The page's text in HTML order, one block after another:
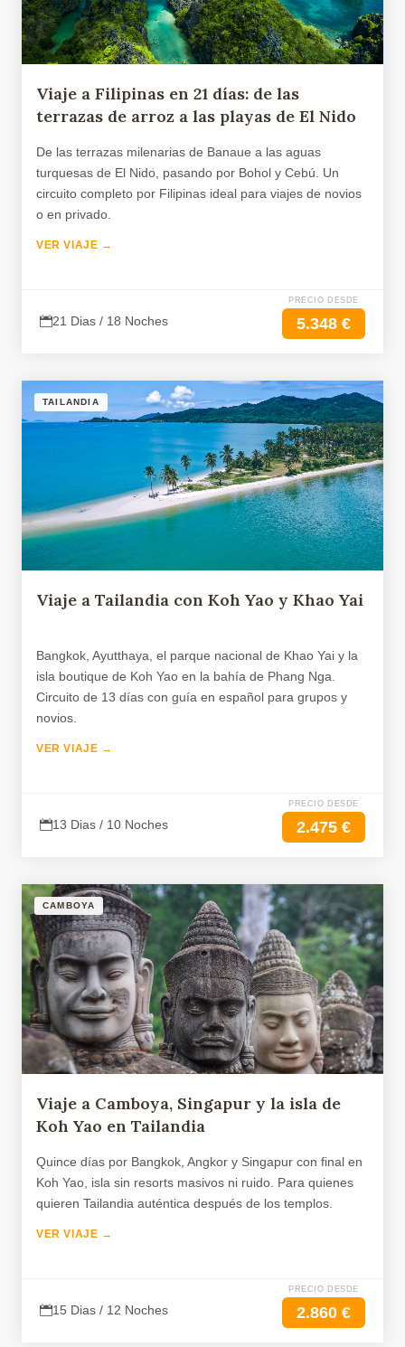
Viaje a Filipinas en 21 días: de las
terrazas de arroz a las playas de El Nido
De las terrazas milenarias de Banaue a las aguas
turquesas de El Nido, pasando por Bohol y Cebú. Un
circuito completo por Filipinas ideal para viajes de novios
o en privado.
VER VIAJE →
21 Dias / 18 Noches
PRECIO DESDE
5.348 €
TAILANDIA
Viaje a Tailandia con Koh Yao y Khao Yai
Bangkok, Ayutthaya, el parque nacional de Khao Yai y la
isla boutique de Koh Yao en la bahía de Phang Nga.
Circuito de 13 días con guía en español para grupos y
novios.
VER VIAJE →
13 Dias / 10 Noches
PRECIO DESDE
2.475 €
CAMBOYA
Viaje a Camboya, Singapur y la isla de
Koh Yao en Tailandia
Quince días por Bangkok, Angkor y Singapur con final en
Koh Yao, isla sin resorts masivos ni ruido. Para quienes
quieren Tailandia auténtica después de los templos.
VER VIAJE →
15 Dias / 12 Noches
PRECIO DESDE
2.860 €